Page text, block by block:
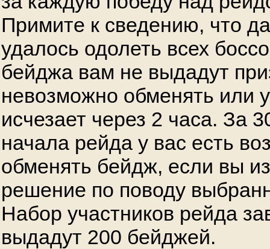
Примите к сведению, что
удалось одолеть всех
бейджа вам не выдадут
невозможно обменять или
исчезает через 2 часа. За
начала рейда у вас есть
обменять бейдж, если вы
решение по поводу
Набор участников рейда
выдадут 200 бейджей.